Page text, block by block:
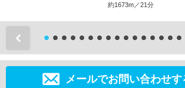
約1673m／21分
メールでお問い合わせす